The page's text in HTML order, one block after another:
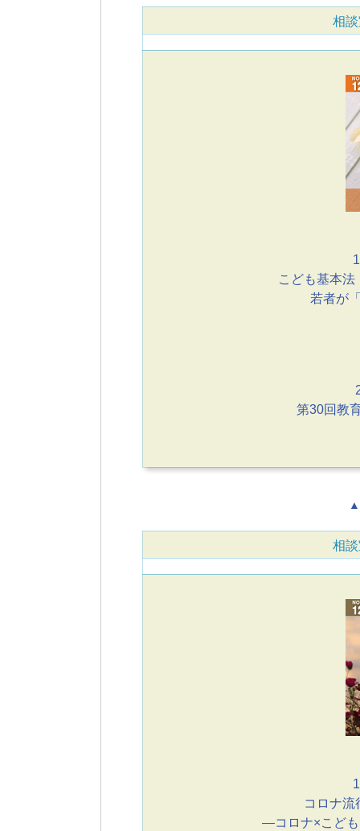
相
こども基本
若者が
第30回教
▲
相
コロナ流
―コロナ×こど